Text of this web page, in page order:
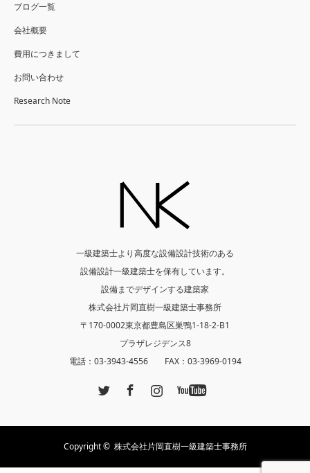
ブログ一覧
会社概要
費用につきまして
お問い合わせ
Research Note
一級建築士より高度な設備設計技術のある
設備設計一級建築士を保有しています。
設備までデザインする建築家
株式会社片岡直樹一級建築士事務所
〒170-0002東京都豊島区巣鴨1-18-2-B1
プラザレジデンス8
電話：03-3943-4556 FAX：03-3969-0194
Copyright © 株式会社片岡直樹一級建築士事務所